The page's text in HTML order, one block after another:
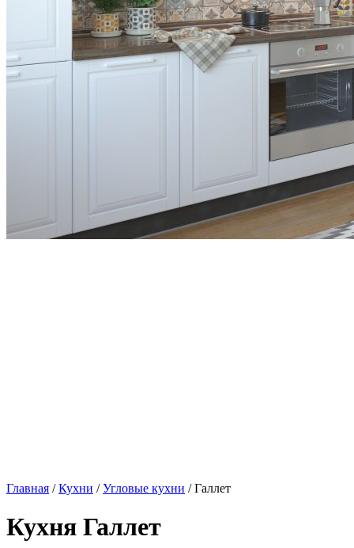
Главная /Кухни /Угловые кухни / Галлет
Кухня Галлет